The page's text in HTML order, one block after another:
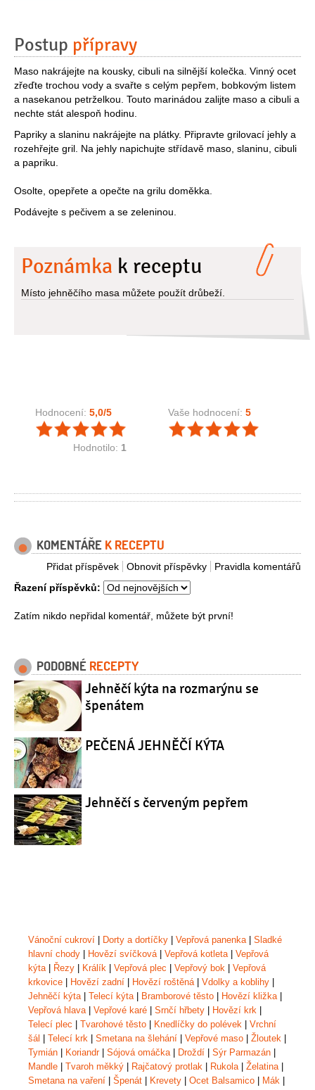
Postup přípravy
Maso nakrájejte na kousky, cibuli na silnější kolečka. Vinný ocet
zřeďte trochou vody a svařte s celým pepřem, bobkovým listem
a nasekanou petrželkou. Touto marinádou zalijte maso a cibuli a
nechte stát alespoň hodinu.
Papriky a slaninu nakrájejte na plátky. Připravte grilovací jehly a
rozehřejte gril. Na jehly napichujte střídavě maso, slaninu, cibuli
a papriku.
Osolte, opepřete a opečte na grilu doměkka.
Podávejte s pečivem a se zeleninou.
Poznámka k receptu
Místo jehněčího masa můžete použít drůbeží.
Hodnocení: 5,0/5
Hodnotilo: 1
Vaše hodnocení: 5
KOMENTÁŘE K RECEPTU
Pravidla komentářů
Obnovit příspěvky
Přidat příspěvek
Řazení příspěvků:
Zatím nikdo nepřidal komentář, můžete být první!
PODOBNÉ RECEPTY
Jehněčí kýta na rozmarýnu se
špenátem
PEČENÁ JEHNĚČÍ KÝTA
Jehněčí s červeným pepřem
Vánoční cukroví Dorty a dortíčky Vepřová panenka| Sladké
hlavní chody
Hovězí svíčková| Vepřová kotleta| Vepřová
kýta| Řezy Králík Vepřová plec Vepřový bok
Vepřová
krkovice
Hovězí zadní Hovězí roštěná| Vdolky a koblihy
Jehněčí kýta| Telecí kýta| Bramborové těsto Hovězí kližka|
Vepřová hlava| Vepřové karé Srnčí hřbety Hovězí krk
Telecí plec
Tvarohové těsto Knedlíčky do polévek
Vrchní
šál
Telecí krk Smetana na šlehání Vepřové maso Žloutek
Tymián
Koriandr| Sójová omáčka| Droždí Sýr Parmazán
Mandle
Tvaroh měkký Rajčatový protlak Rukola| Želatina|
Smetana na vaření
Špenát Krevety Ocet Balsamico Mák